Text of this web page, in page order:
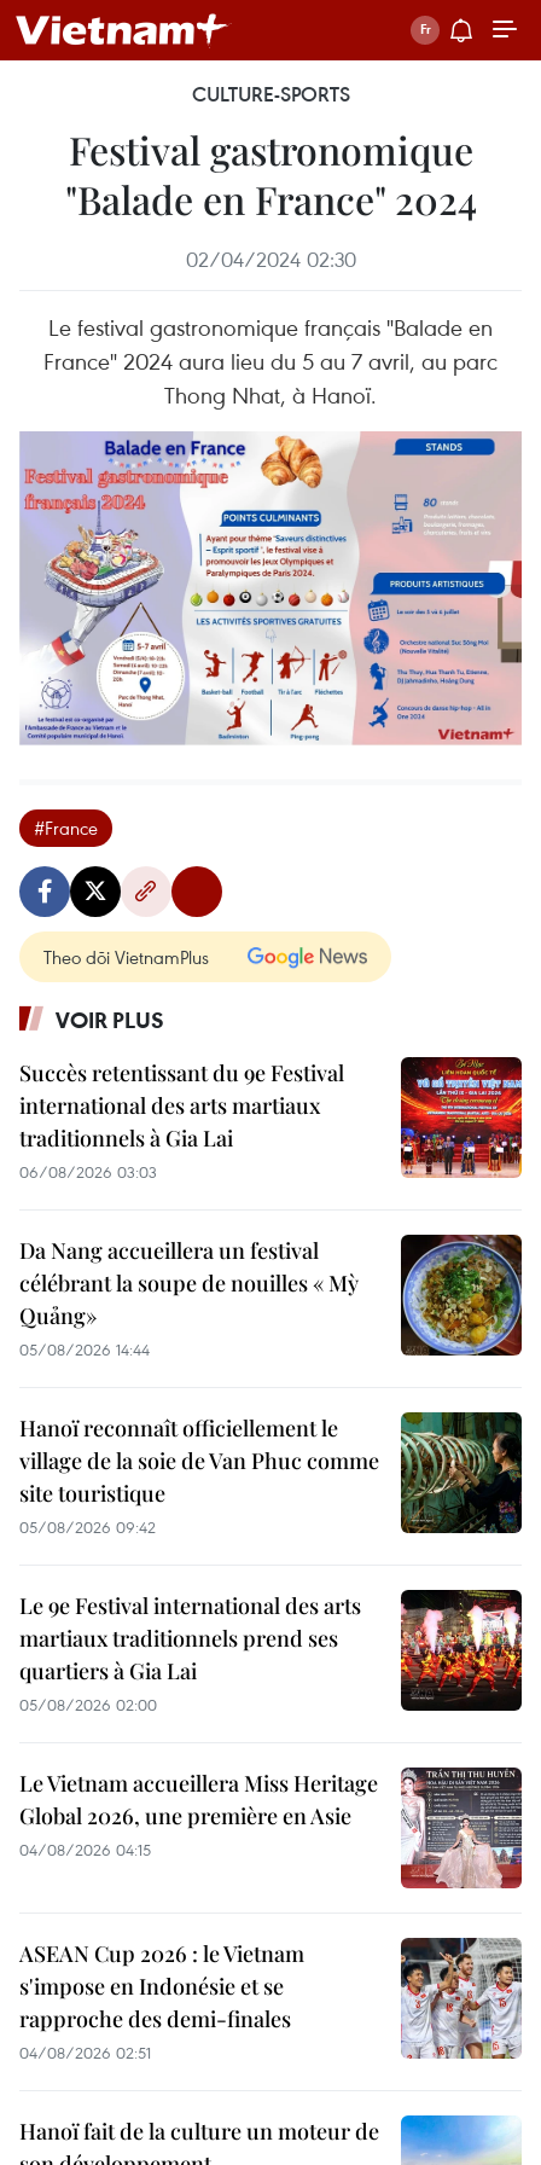
CULTURE-SPORTS
Festival gastronomique
"Balade en France" 2024
02/04/2024 02:30
Le festival gastronomique français "Balade en
France" 2024 aura lieu du 5 au 7 avril, au parc
Thong Nhat, à Hanoï.
#France
Theo dõi VietnamPlus
VOIR PLUS
Succès retentissant du 9e Festival
international des arts martiaux
traditionnels à Gia Lai
06/08/2026 03:03
Da Nang accueillera un festival
célébrant la soupe de nouilles « Mỳ
Quảng»
05/08/2026 14:44
Hanoï reconnaît officiellement le
village de la soie de Van Phuc comme
site touristique
05/08/2026 09:42
Le 9e Festival international des arts
martiaux traditionnels prend ses
quartiers à Gia Lai
05/08/2026 02:00
Le Vietnam accueillera Miss Heritage
Global 2026, une première en Asie
04/08/2026 04:15
ASEAN Cup 2026 : le Vietnam
s'impose en Indonésie et se
rapproche des demi-finales
04/08/2026 02:51
Hanoï fait de la culture un moteur de